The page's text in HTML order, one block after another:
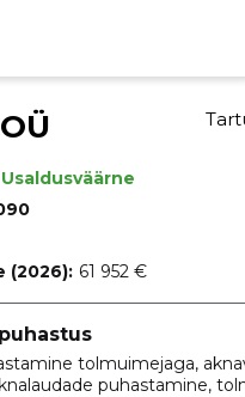
Usaldusväärne
(2026): 61 952 €
tolmuimejaga,
puhastamine,